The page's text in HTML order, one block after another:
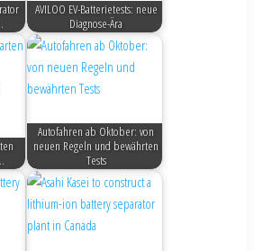
AVILOO EV-Batterietests: neue
Diagnose-Ära
Autofahren ab Oktober: von
neuen Regeln und bewährten
Tests